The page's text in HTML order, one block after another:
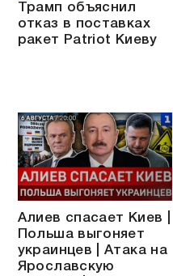
Трамп объяснил
отказ в поставках
ракет Patriot Киеву
Алиев спасает Киев |
Польша выгоняет
украинцев | Атака на
Ярославскую